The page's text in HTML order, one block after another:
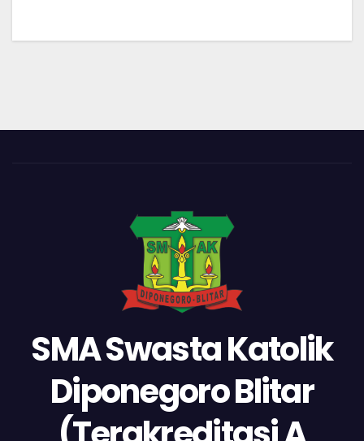
SMA Swasta Katolik
Diponegoro Blitar